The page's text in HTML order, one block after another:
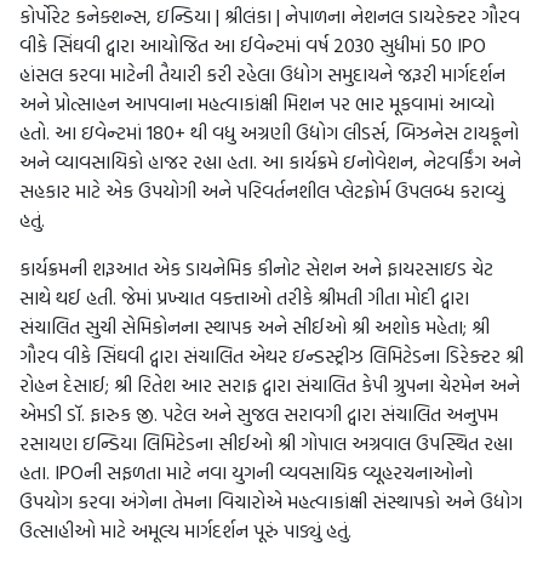
કોર્પોરેટ કનેક્શન્સ, ઇન્ડિયા | શ્રીલંકા | નેપાળના નેશનલ ડાયરેક્ટર ગૌરવ
વીકે સિંઘવી દ્વારા આયોજિત આ ઈવેન્ટમાં વર્ષ 2030 સુધીમાં 50 IPO
હાંસલ કરવા માટેની તૈયારી કરી રહેલા ઉદ્યોગ સમુદાયને જરૂરી માર્ગદર્શન
અને પ્રોત્સાહન આપવાના મહત્વાકાંક્ષી મિશન પર ભાર મૂકવામાં આવ્યો
હતો. આ ઇવેન્ટમાં 180+ થી વધુ અગ્રણી ઉદ્યોગ લીડર્સ, બિઝનેસ ટાયકૂનો
અને વ્યાવસાયિકો હાજર રહ્યા હતા. આ કાર્યક્રમે ઇનોવેશન, નેટવર્કિંગ અને
સહકાર માટે એક ઉપયોગી અને પરિવર્તનશીલ પ્લેટફોર્મ ઉપલબ્ધ કરાવ્યું
હતું.
કાર્યક્રમની શરૂઆત એક ડાયનેમિક કીનોટ સેશન અને ફાયરસાઇડ ચેટ
સાથે થઈ હતી. જેમાં પ્રખ્યાત વક્તાઓ તરીકે શ્રીમતી ગીતા મોદી દ્વારા
સંચાલિત સુચી સેમિકોનના સ્થાપક અને સીઈઓ શ્રી અશોક મહેતા; શ્રી
ગૌરવ વીકે સિંઘવી દ્વારા સંચાલિત એથર ઇન્ડસ્ટ્રીઝ લિમિટેડના ડિરેક્ટર શ્રી
રોહન દેસાઈ; શ્રી રિતેશ આર સરાફ દ્વારા સંચાલિત કેપી ગ્રુપના ચેરમેન અને
એમડી ડૉ. ફારુક જી. પટેલ અને સુજલ સરાવગી દ્વારા સંચાલિત અનુપમ
રસાયણ ઇન્ડિયા લિમિટેડના સીઈઓ શ્રી ગોપાલ અગ્રવાલ ઉપસ્થિત રહ્યા
હતા. IPOની સફળતા માટે નવા યુગની વ્યવસાયિક વ્યૂહરચનાઓનો
ઉપયોગ કરવા અંગેના તેમના વિચારોએ મહત્વાકાંક્ષી સંસ્થાપકો અને ઉદ્યોગ
ઉત્સાહીઓ માટે અમૂલ્ય માર્ગદર્શન પૂરું પાડ્યું હતું.